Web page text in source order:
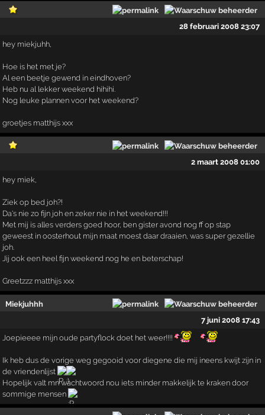
28 februari 2008 23:07
hey miekjuhh,
Hoe is het met je?
Al een beetje gewend in eindhoven?
Heb nu al lekker weekend hihihi.
Nog leuke plannen voor het weekend?
groetjes matthijs xxx
2 maart 2008 01:00
hey miek,
Ziek op bed joh?!
Da's nie zo fijn joh en zeker nie in het weekend!!!
Met mij is alles verders goed hoor, ben gister avond nog ff op stap
geweest in oosterhout mijn maat moest daar draaien, was super gezellie
joh.
Jij ook een heel fijn weekend nog he en beterschap!
Greetzzz matthijs xxx
Miekjuhhh
7 juni 2008 17:43
Joepieeee mijn oude partyflock doet het weer!!!!
Ik heb dus de vorige weg gegooid voor diegene die mij ineens kwijt zijn in
de vriendenlijst
Hopelijk valt mn wachtwoord nou iets minder makkelijk te kraken door
sommige mensen